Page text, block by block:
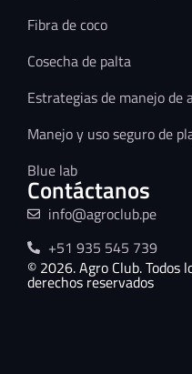
Fibra de coco
Cosecha de palta
Estrategias de manejo de
Manejo y uso seguro de
Blue lab
Contáctanos
info@agroclub.pe
+51 935 545 739
© 2026. Agro Club. Todos
derechos reservados